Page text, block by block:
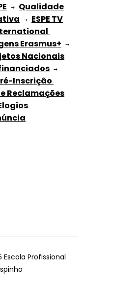
→ Qualidade
→ ESPE TV
Erasmus+
Nacionais
Inscrição
Reclamações
Profissional